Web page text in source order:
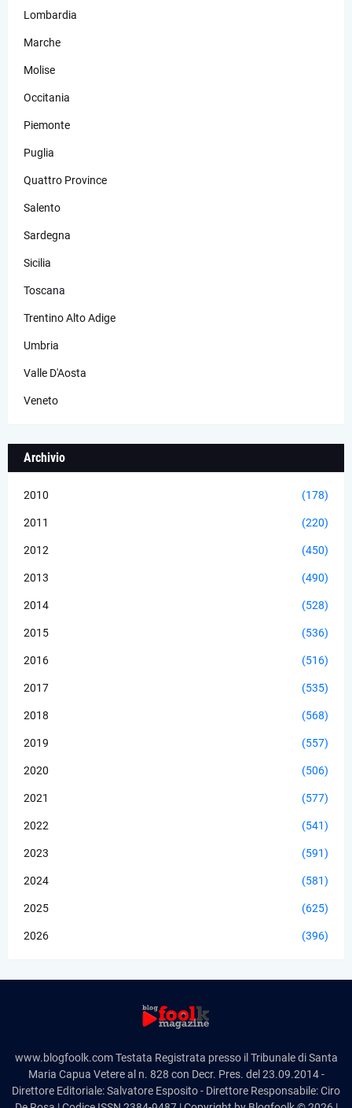
Lombardia
Marche
Molise
Occitania
Piemonte
Puglia
Quattro Province
Salento
Sardegna
Sicilia
Toscana
Trentino Alto Adige
Umbria
Valle D'Aosta
Veneto
Archivio
2010 (178)
2011 (220)
2012 (450)
2013 (490)
2014 (528)
2015 (536)
2016 (516)
2017 (535)
2018 (568)
2019 (557)
2020 (506)
2021 (577)
2022 (541)
2023 (591)
2024 (581)
2025 (625)
2026 (396)
www.blogfoolk.com Testata Registrata presso il Tribunale di Santa
Maria Capua Vetere al n. 828 con Decr. Pres. del 23.09.2014 -
Direttore Editoriale: Salvatore Esposito - Direttore Responsabile: Ciro